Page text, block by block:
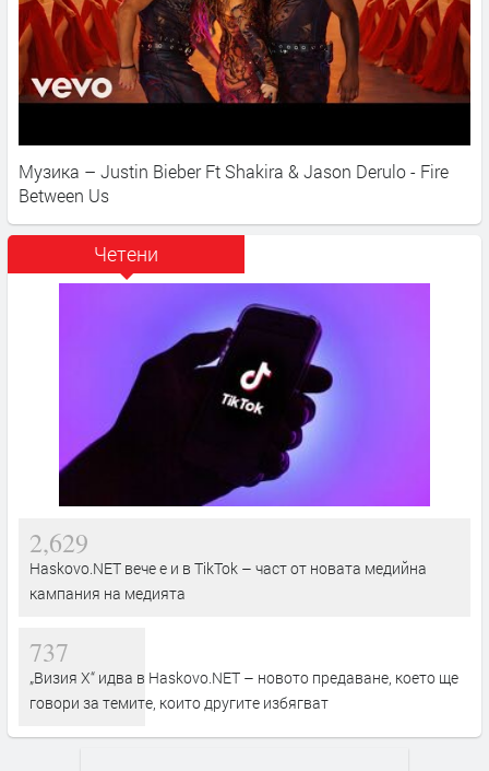
Музика – Justin Bieber Ft Shakira & Jason Derulo - Fire
Between Us
Четени
2,629
Haskovo.NET вече е и в TikTok – част от новата медийна
кампания на медията
737
„Визия Х“ идва в Haskovo.NET – новото предаване, което ще
говори за темите, които другите избягват